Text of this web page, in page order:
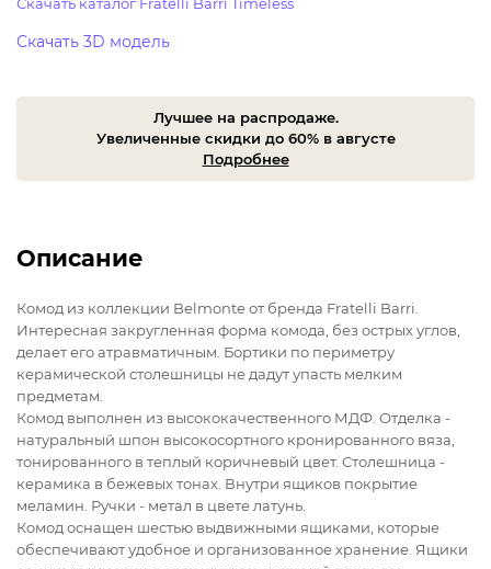
Скачать 3D модель
Лучшее на распродаже.
Увеличенные скидки до 60% в августе
Подробнее
Описание
Комод из коллекции Belmonte от бренда Fratelli Barri.
Интересная закругленная форма комода, без острых углов,
делает его атравматичным. Бортики по периметру
керамической столешницы не дадут упасть мелким
предметам.
Комод выполнен из высококачественного МДФ. Отделка -
натуральный шпон высокосортного кронированного вяза,
тонированного в теплый коричневый цвет. Столешница -
керамика в бежевых тонах. Внутри ящиков покрытие
меламин. Ручки - метал в цвете латунь.
Комод оснащен шестью выдвижными ящиками, которые
обеспечивают удобное и организованное хранение. Ящики